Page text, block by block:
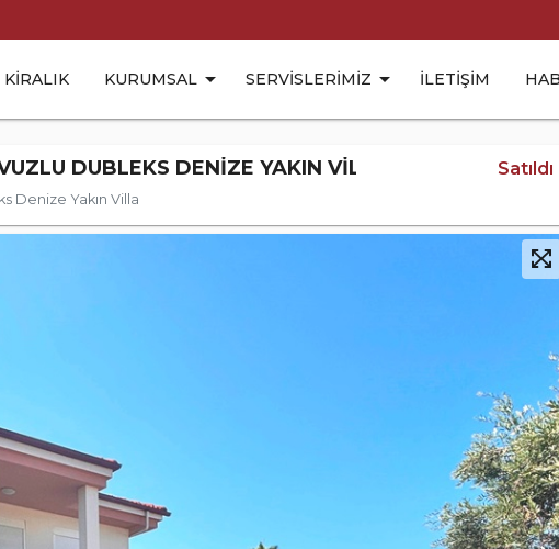
KIRALIK KURUMSAL SERVISLERIMIZ İLETIŞIM
DUBLEKS DENIZE YAKIN VILLA Satıldı
Denize Yakın Villa